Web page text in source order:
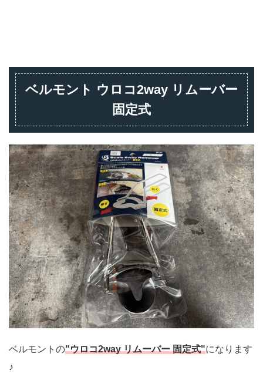
ベルモント ウロコ2way リムーバー
固定式
ベルモントの"ウロコ2way リムーバー 固定式"になります
♪